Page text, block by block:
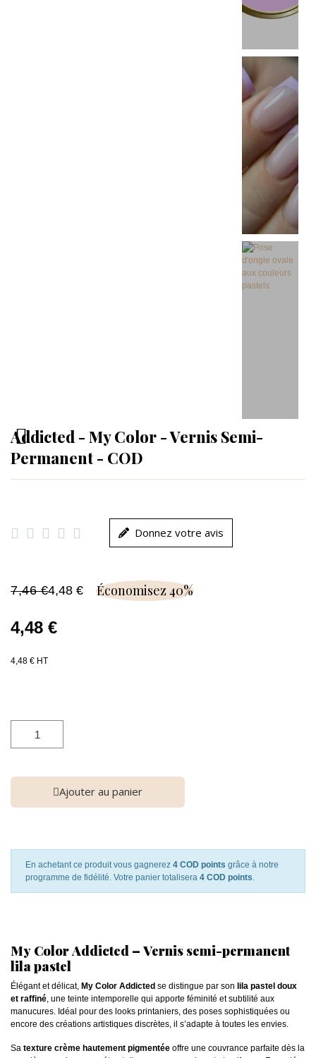
Addicted - My Color - Vernis Semi-
Permanent - COD
     Donnez votre avis
7,46 €4,48 € Économisez 40%
4,48 €
4,48 € HT
Ajouter au panier
En achetant ce produit vous gagnerez 4 COD points grâce à notre
programme de fidélité. Votre panier totalisera 4 COD points.
My Color Addicted – Vernis semi-permanent
lila pastel
Élégant et délicat, My Color Addicted se distingue par son lila pastel doux
et raffiné, une teinte intemporelle qui apporte féminité et subtilité aux
manucures. Idéal pour des looks printaniers, des poses sophistiquées ou
encore des créations artistiques discrètes, il s’adapte à toutes les envies.
Sa texture crème hautement pigmentée offre une couvrance parfaite dès la